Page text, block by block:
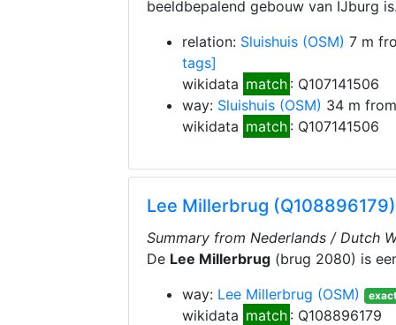
beeldbepalend gebouw van IJburg
relation: Sluishuis (OSM) 7 m
tags]
wikidata match : Q107141506
way: Sluishuis (OSM) 34 m
wikidata match : Q107141506
Lee Millerbrug (Q108896179)
Summary from Nederlands / Dutch
De Lee Millerbrug (brug 2080) is
way: Lee Millerbrug (OSM)
wikidata match : Q108896179